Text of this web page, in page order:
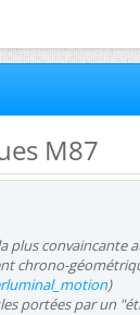
M87
plus convaincante
chrono-
)
portées par un